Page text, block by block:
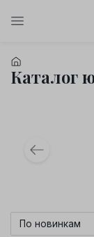
0
Каталог
По новинкам